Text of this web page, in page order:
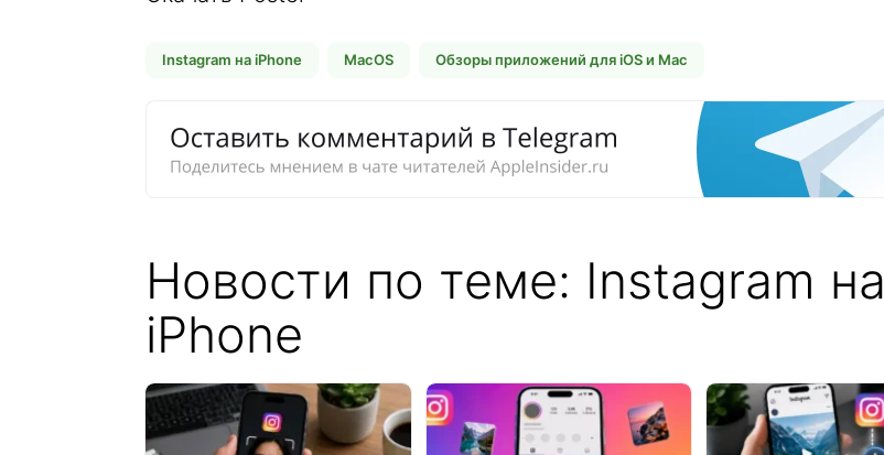
Instagram на iPhone MacOS Обзоры приложений для iOS и Mac
Новости по теме: Instagram на
iPhone